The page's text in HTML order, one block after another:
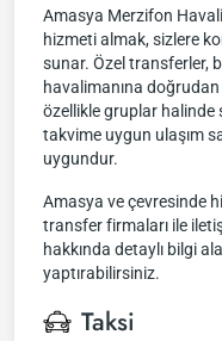
Amasya Merzifon
hizmeti almak, sizlere
sunar. Özel transferler,
havalimanına doğrudan
özellikle gruplar halinde
takvime uygun ulaşım
uygundur.
Amasya ve çevresinde
transfer firmaları ile
hakkında detaylı bilgi
yaptırabilirsiniz.
Taksi